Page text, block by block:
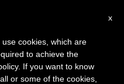
×
haremos la pausa
el periodo de verano
x
cookies, which are
to achieve the
If you want to know
or some of the cookies,